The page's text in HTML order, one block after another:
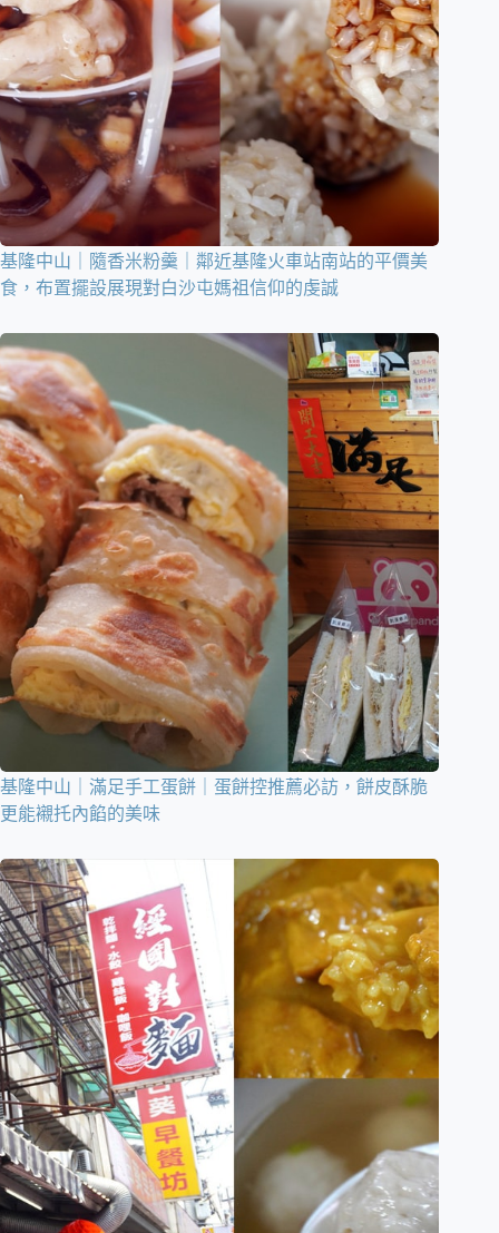
基隆中山｜隨香米粉羹｜鄰近基隆火車站南站的平價美
食，布置擺設展現對白沙屯媽祖信仰的虔誠
基隆中山｜滿足手工蛋餅｜蛋餅控推薦必訪，餅皮酥脆
更能襯托內餡的美味